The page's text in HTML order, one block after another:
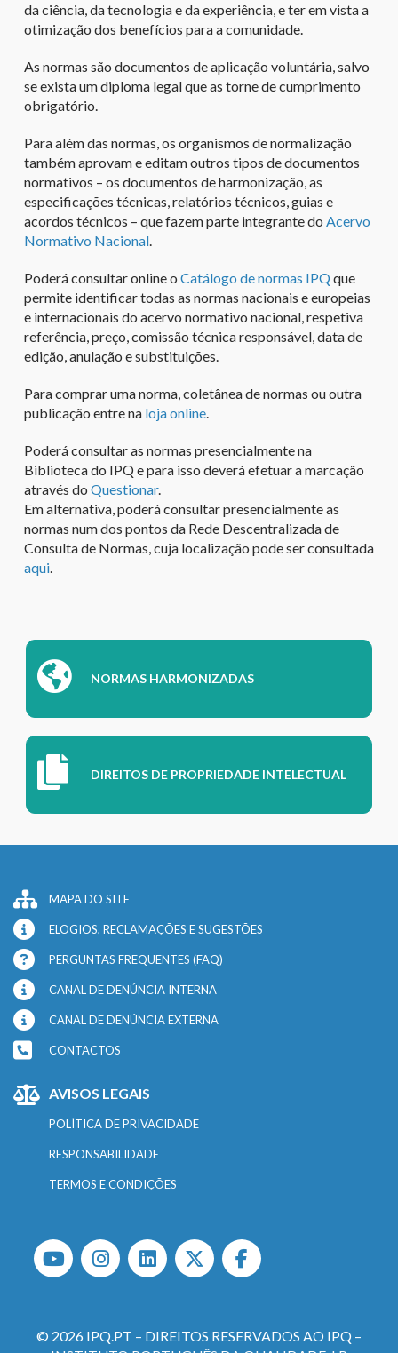
da ciência, da tecnologia e da experiência, e ter em vista a
otimização dos benefícios para a comunidade.
As normas são documentos de aplicação voluntária, salvo
se exista um diploma legal que as torne de cumprimento
obrigatório.
Para além das normas, os organismos de normalização
também aprovam e editam outros tipos de documentos
normativos – os documentos de harmonização, as
especificações técnicas, relatórios técnicos, guias e
acordos técnicos – que fazem parte integrante do Acervo
Normativo Nacional.
Poderá consultar online o Catálogo de normas IPQque
permite identificar todas as normas nacionais e europeias
e internacionais do acervo normativo nacional, respetiva
referência, preço, comissão técnica responsável, data de
edição, anulação e substituições.
Para comprar uma norma, coletânea de normas ou outra
publicação entre na loja online.
Poderá consultar as normas presencialmente na
Biblioteca do IPQ e para isso deverá efetuar a marcação
através do Questionar.
Em alternativa, poderá consultar presencialmente as
normas num dos pontos da Rede Descentralizada de
Consulta de Normas, cuja localização pode ser consultada
aqui.
NORMAS HARMONIZADAS
DIREITOS DE PROPRIEDADE INTELECTUAL
MAPA DO SITE
ELOGIOS, RECLAMAÇÕES E SUGESTÕES
PERGUNTAS FREQUENTES (FAQ)
CANAL DE DENÚNCIA INTERNA
CANAL DE DENÚNCIA EXTERNA
CONTACTOS
AVISOS LEGAIS
POLÍTICA DE PRIVACIDADE
RESPONSABILIDADE
TERMOS E CONDIÇÕES
© 2026 IPQ.PT – DIREITOS RESERVADOS AO IPQ –